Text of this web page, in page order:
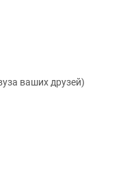
ваших друзей)